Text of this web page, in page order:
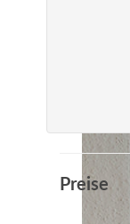
Preise